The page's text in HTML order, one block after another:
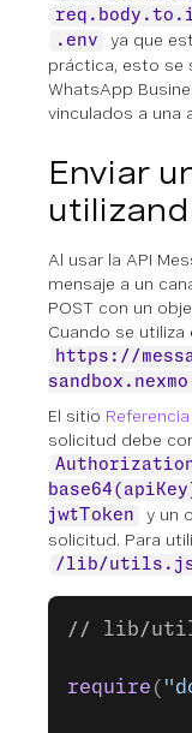
.env
ya que
práctica, esto se
WhatsApp
vinculados a una
Enviar
Al usar la API
mensaje a un
POST con un
Cuando se utiliza
https://
El sitio
solicitud debe
jwtToken
y un
solicitud. Para
/lib/
// lib/
require (